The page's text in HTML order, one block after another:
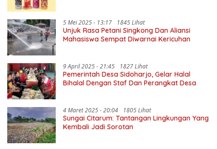
5 Mei 2025 - 13:17 1845 Lihat
Unjuk Rasa Petani Singkong Dan Aliansi
Mahasiswa Sempat Diwarnai Kericuhan
9 April 2025 - 21:45 1827 Lihat
Pemerintah Desa Sidoharjo, Gelar Halal
Bihalal Dengan Staf Dan Perangkat Desa
4 Maret 2025 - 20:04 1805 Lihat
Sungai Citarum: Tantangan Lingkungan Yang
Kembali Jadi Sorotan